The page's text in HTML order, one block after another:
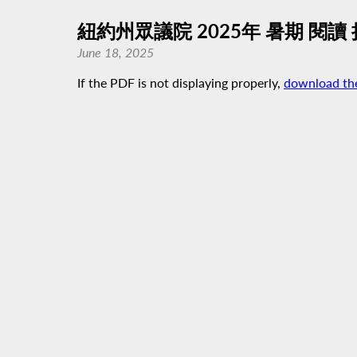
紐約州眾議院 2025年 暑期 閱讀
June 18, 2025
If the PDF is not displaying properly, download